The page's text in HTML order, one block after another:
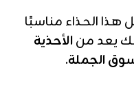
هذا الحذاء مناسبًا
يعد منالأحذية
الجملة.